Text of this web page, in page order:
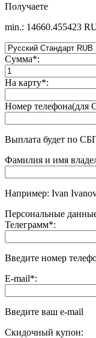
Получаете
min.: 14660.455423
Сумма*:
На карту*:
Номер телефона(для
Выплата будет по
Фамилия и имя
Например: Ivan
Персональные
Телеграмм*:
Введите номер
E-mail*:
Введите ваш e-mail
Скидочный купон: